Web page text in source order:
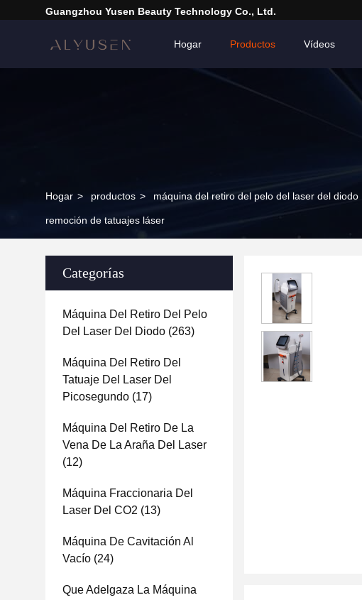
Guangzhou Yusen Beauty Technology Co., Ltd.
Hogar Productos Vídeos
Hogar > productos > máquina del retiro del pelo del laser del diodo
remoción de tatuajes láser
Categorías
Máquina Del Retiro Del Pelo
Del Laser Del Diodo (263)
Máquina Del Retiro Del
Tatuaje Del Laser Del
Picosegundo (17)
Máquina Del Retiro De La
Vena De La Araña Del Laser
(12)
Máquina Fraccionaria Del
Laser Del CO2 (13)
Máquina De Cavitación Al
Vacío (24)
Que Adelgaza La Máquina